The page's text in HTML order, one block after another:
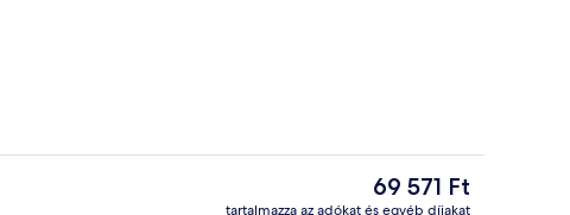
A
jelenlegi
69 571 Ft
tartalmazza az adókat és egyéb díjakat